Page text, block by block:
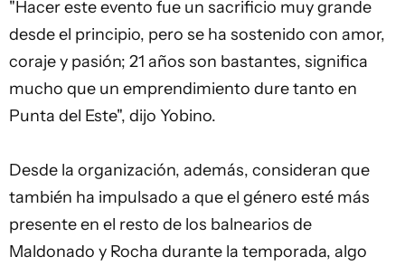
"Hacer este evento fue un sacrificio muy grande
desde el principio, pero se ha sostenido con amor,
coraje y pasión; 21 años son bastantes, significa
mucho que un emprendimiento dure tanto en
Punta del Este", dijo Yobino.
Desde la organización, además, consideran que
también ha impulsado a que el género esté más
presente en el resto de los balnearios de
Maldonado y Rocha durante la temporada, algo